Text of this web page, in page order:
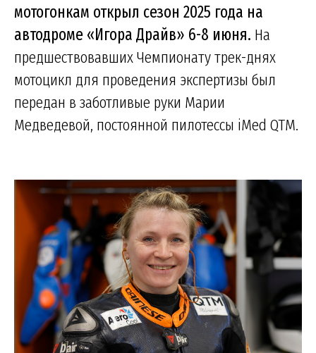
мотогонкам открыл сезон 2025 года на
автодроме «Игора Драйв» 6-8 июня. На
предшествовавших Чемпионату трек-днях
мотоцикл для проведения экспертизы был
передан в заботливые руки Марии
Медведевой, постоянной пилотессы iMed QTM.